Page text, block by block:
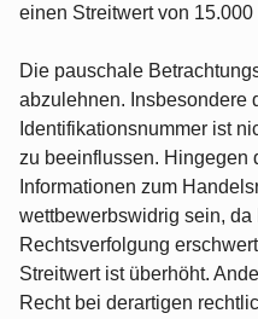
einen Streitwert von
Die pauschale
abzulehnen. Insbesondere
Identifikationsnummer ist
zu beeinflussen. Hingegen
Informationen zum
wettbewerbswidrig sein, da
Rechtsverfolgung
Streitwert ist überhöht.
Recht bei derartigen